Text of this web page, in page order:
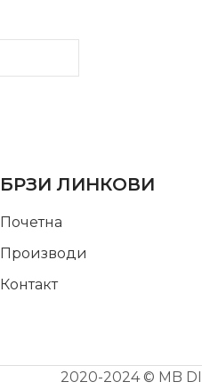
БРЗИ ЛИНКОВИ
Почетна
Производи
Контакт
2020-2024 © MB